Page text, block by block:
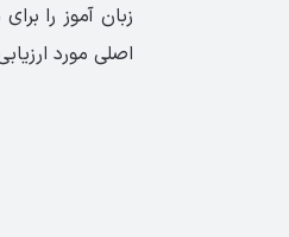
زبان آموز را
اصلی مورد